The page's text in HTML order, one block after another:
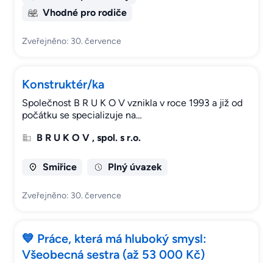
Vhodné pro rodiče
Zveřejněno: 30. července
Konstruktér/ka
Společnost B R U K O V vznikla v roce 1993 a již od
počátku se specializuje na…
B R U K O V , spol. s r.o.
Smiřice Plný úvazek
Zveřejněno: 30. července
💙 Práce, která má hluboký smysl:
Všeobecná sestra (až 53 000 Kč)